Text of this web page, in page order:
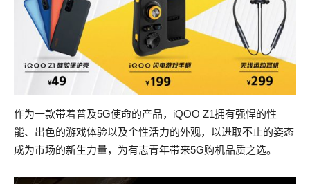
作为一款带着普及5G使命的产品，iQOO Z1拥有强悍的性
能、出色的游戏体验以及个性活力的外观，以进取不止的姿态
成为市场的新生力量，为有志青年带来5G购机品质之选。